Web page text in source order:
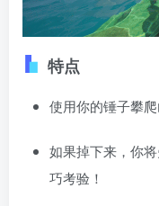
特点
使用你的锤子攀爬
如果掉下来，你
巧考验！